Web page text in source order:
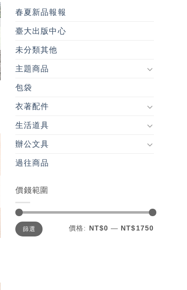
春夏新品報報
臺大出版中心
未分類其他
主題商品
包袋
衣著配件
生活道具
辦公文具
過往商品
價錢範圍
最
低
價
最
高
價
篩選 價格: NT$0 — NT$1750